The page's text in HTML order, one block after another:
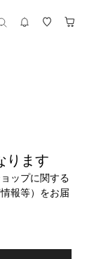
ります
ップに関する
報等）をお届